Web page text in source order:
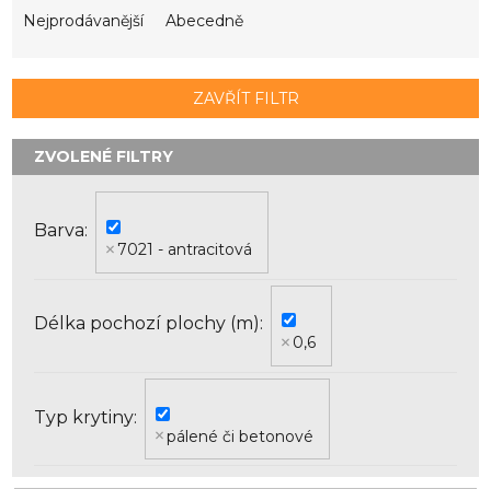
r
o
Nejprodávanější Abecedně
ZAVŘÍT FILTR
Barva
7021 - antracitová
Délka pochozí plochy (m)
0,6
Typ krytiny
pálené či betonové